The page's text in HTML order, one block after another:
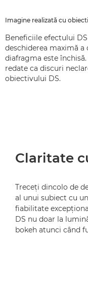
Imagine realizată cu
Beneficiile efectului
deschiderea maximă a
diafragma este
redate ca discuri
obiectivului DS.
Claritate
Treceţi dincolo de
al unui subiect cu
fiabilitate
DS nu doar la
bokeh atunci când